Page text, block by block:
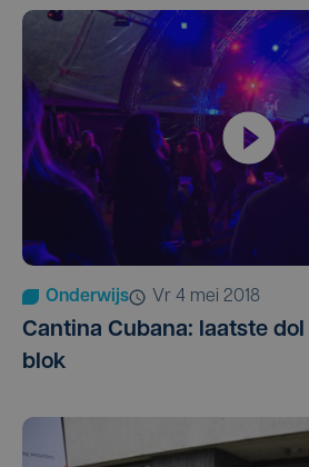
Onderwijs vr 4 mei 2018
Cantina Cubana: laatste
blok